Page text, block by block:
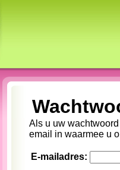
Als u uw
email in waarmee u
E-mailadres: